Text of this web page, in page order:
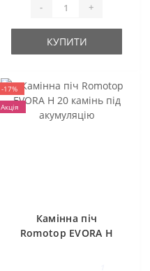
- +
КУПИТИ
-17%
Акція
Камінна піч
Romotop EVORA H